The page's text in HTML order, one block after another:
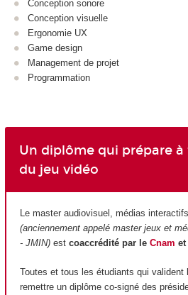
Conception sonore
Conception visuelle
Ergonomie UX
Game design
Management de projet
Programmation
Un diplôme qui prépare
du jeu vidéo
Le master audiovisuel, médias
(anciennement appelé master jeux et
- JMIN) est coaccrédité par le Cnam
Toutes et tous les étudiants qui valident
remettre un diplôme co-signé des